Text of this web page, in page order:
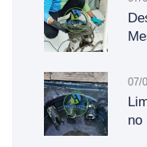
07/
no